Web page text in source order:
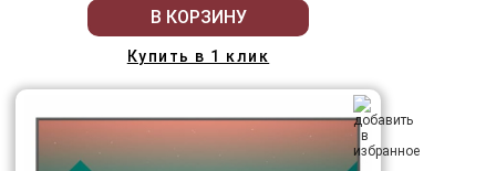
В КОРЗИНУ
Купить в 1 клик